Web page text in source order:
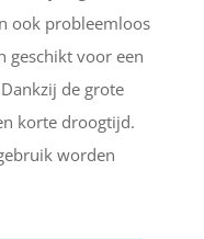
ook probleemloos
geschikt voor een
de grote
korte droogtijd.
worden